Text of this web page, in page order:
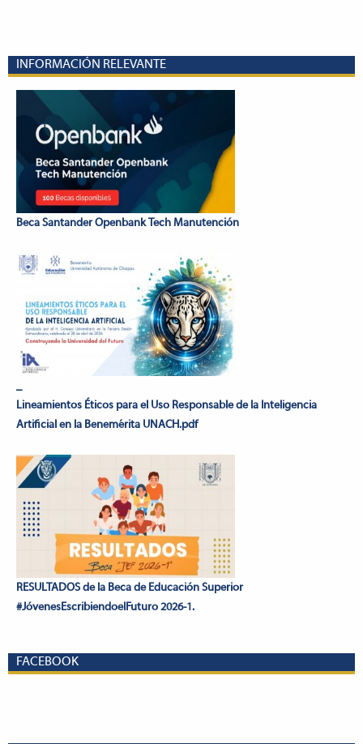
INFORMACIÓN RELEVANTE
Beca Santander Openbank Tech Manutención
Lineamientos Éticos para el Uso Responsable de la Inteligencia
Artificial en la Benemérita UNACH.pdf
RESULTADOS de la Beca de Educación Superior
#JóvenesEscribiendoelFuturo 2026-1.
FACEBOOK